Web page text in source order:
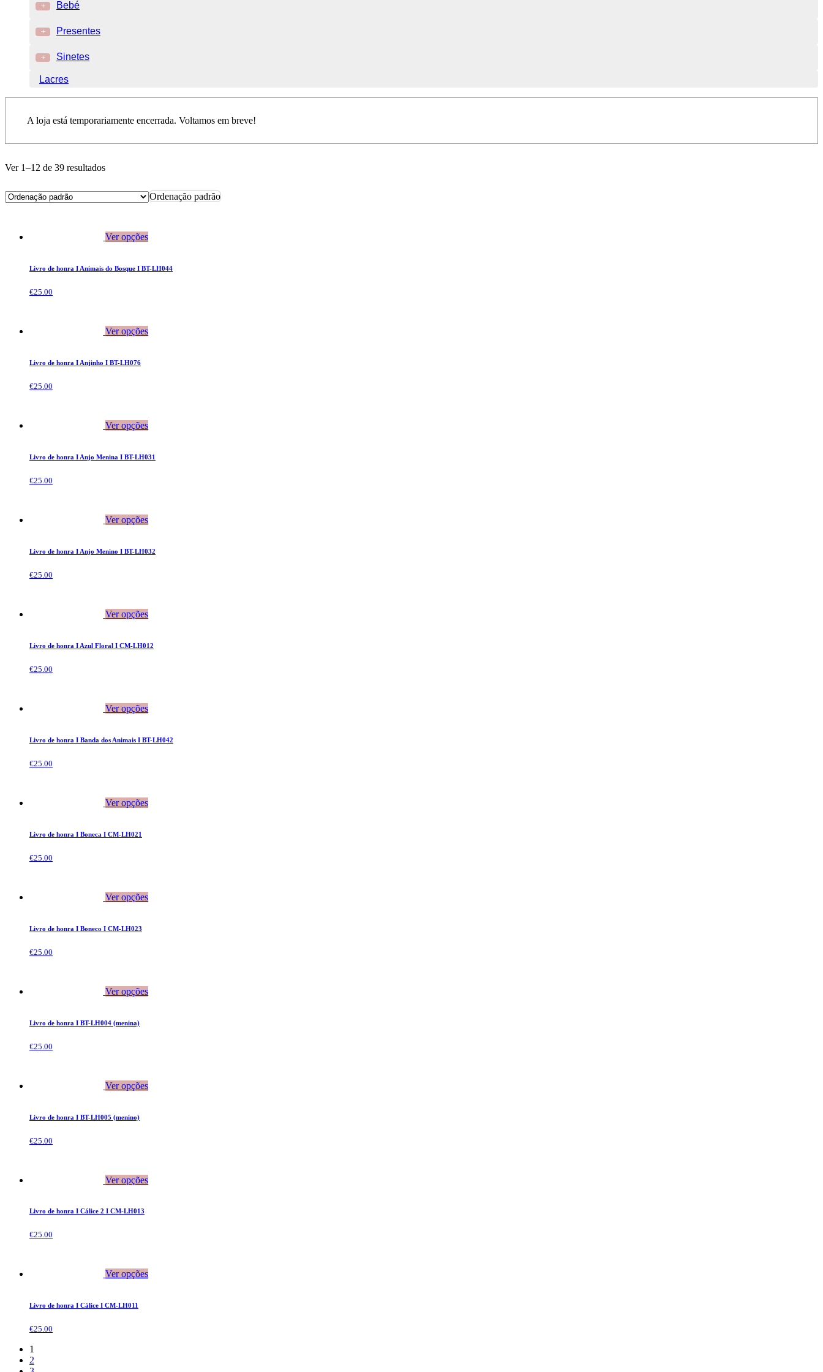
+ Bebé
+ Presentes
+ Sinetes
Lacres
A loja está temporariamente encerrada. Voltamos em breve!
Ver 1–12 de 39 resultados
Ordenação padrão
Ver opções
Livro de honra I Animais do Bosque I BT-LH044
€25.00
Ver opções
Livro de honra I Anjinho I BT-LH076
€25.00
Ver opções
Livro de honra I Anjo Menina I BT-LH031
€25.00
Ver opções
Livro de honra I Anjo Menino I BT-LH032
€25.00
Ver opções
Livro de honra I Azul Floral I CM-LH012
€25.00
Ver opções
Livro de honra I Banda dos Animais I BT-LH042
€25.00
Ver opções
Livro de honra I Boneca I CM-LH021
€25.00
Ver opções
Livro de honra I Boneco I CM-LH023
€25.00
Ver opções
Livro de honra I BT-LH004 (menina)
€25.00
Ver opções
Livro de honra I BT-LH005 (menino)
€25.00
Ver opções
Livro de honra I Cálice 2 I CM-LH013
€25.00
Ver opções
Livro de honra I Cálice I CM-LH011
€25.00
1
2